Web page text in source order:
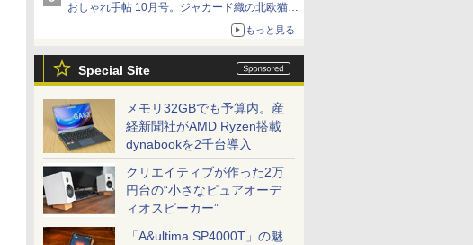
おしゃれ手帖 10月号。ジャカード織の北欧猫デ
もっと見る
Special Site
メモリ32GBでも予算内。産
経新聞社がAMD Ryzen搭載
dynabookを2千台導入
クリエイティブが作った2万
円台の“小さなピュアオーデ
ィオスピーカー”
「A&ultima SP4000T」の魅